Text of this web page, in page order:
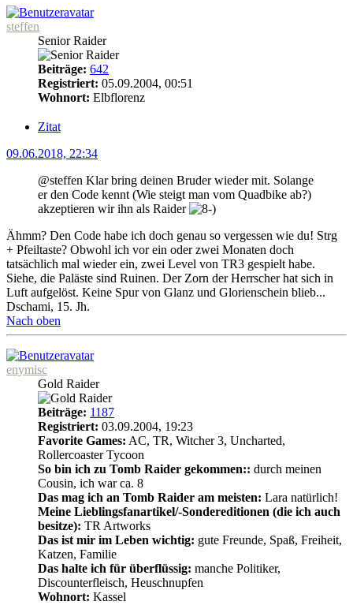
steffen
Senior Raider
Beiträge: 642
Registriert: 05.09.2004, 00:51
Wohnort: Elbflorenz
Zitat
09.06.2018, 22:34
@steffen Klar bring deinen Bruder wieder mit. Solange
er den Code kennt (Wie steigt man vom Quadbike ab?)
akzeptieren wir ihn als Raider
Ähmm? Den Code habe ich doch genau so vergessen wie du! Strg
+ Pfeiltaste? Obwohl ich vor ein oder zwei Monaten doch
tatsächlich mal wieder ein, zwei Level von TR3 gespielt habe.
Siehe, die Paläste sind Ruinen. Der Zorn der Herrscher hat sich in
Luft aufgelöst. Keine Spur von Glanz und Glorienschein blieb...
Dschami, 15. Jh.
Nach oben
enymisc
Gold Raider
Beiträge: 1187
Registriert: 03.09.2004, 19:23
Favorite Games: AC, TR, Witcher 3, Uncharted,
Rollercoaster Tycoon
So bin ich zu Tomb Raider gekommen:: durch meinen
Cousin, ich war ca. 8
Das mag ich an Tomb Raider am meisten: Lara natürlich!
Meine Lieblingsfanartikel/-Sondereditionen (die ich auch
besitze): TR Artworks
Das ist mir im Leben wichtig: gute Freunde, Spaß, Freiheit,
Katzen, Familie
Das halte ich für überflüssig: manche Politiker,
Discounterfleisch, Heuschnupfen
Wohnort: Kassel